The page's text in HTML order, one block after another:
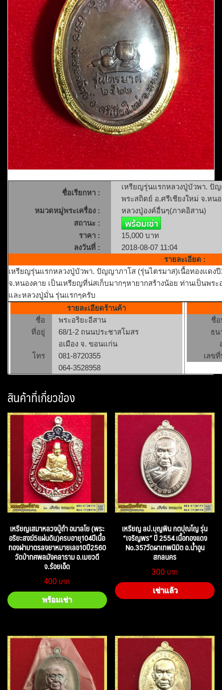
ชื่อเรียกหา :
เหรียญรุ่นแรกหลวงปู่บัวพา. ปั
พระสถิตย์ อ.ศรีเชียงใหม่ จ.หน
หมวดหมู่พระเครื่อง :
หลวงปู่องค์อื่นๆ(ภาคอิสาน)
สถานะ :
ราคา :
15,000 บาท
ลงวันที่ :
2018-08-07 11:04
รายละเอียด :
เหรียญรุ่นแรกหลวงปู่บัวพา. ปัญญาภาโส (รุ่นไตรมาส)เนื้อทองแดงปี
จ.หนองคาย เป็นเหรียญที่น่สเก็บมากๆหายากสร้างน้อย ท่านเป็นพร
และหลวงปู่มั่น รุ่นแรกๆครับ
รายละเอียดร้านค้า
ชื่อ
พระอริยะอีสาน
ที่อยู่
68/1-2 ถนนประชาสโมสร
อเมือง จ. ขอนแก่น
โทร
081-8720355
064-3528958
ชื่
ธน
เลข
สินค้าที่เกี่ยวข้อง
เหรียญเสมาหลวงปู่ถ้า อนาลโย (พระ
อริยะสงฆ์5แผ่นดิน)ครบอายุ104ปีเนื้อ
ทองฝาบาตรลงยาหมายเลข10ปี2560
วัดป่าทศพลมังคลาราม อ.เมยวดี
จ.ร้อยเอ็ด
400
พร้อมเช่า
เหรียญ ลป.บุญพิน กตปุณโญ รุ่น
“เจริญพร” ปี 2554 เนื้อทองแดง
No.357วัดผาเทพนิมิต อ.น้ำอูน
สกลนคร
300
เช่าแล้ว